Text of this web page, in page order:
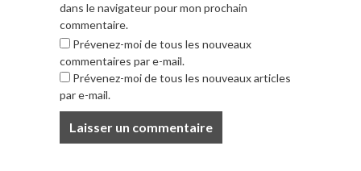
dans le navigateur pour mon prochain
commentaire.
Prévenez-moi de tous les nouveaux
commentaires par e-mail.
Prévenez-moi de tous les nouveaux articles
par e-mail.